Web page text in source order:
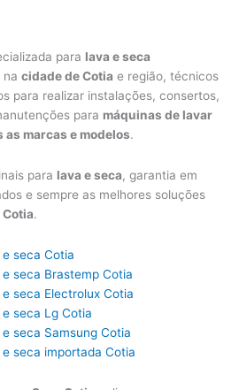
para lava e seca
nacidade de Cotia e região, técnicos
para realizar instalações, consertos,
para máquinas de lavar
marcas e modelos.
para lava e seca, garantia em
e sempre as melhores soluções
Cotia.
seca Cotia
seca Brastemp Cotia
seca Electrolux Cotia
seca Lg Cotia
seca Samsung Cotia
seca importada Cotia